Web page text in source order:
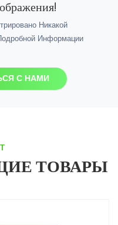
Никакой
Информации
С НАМИ
ТОВАРЫ